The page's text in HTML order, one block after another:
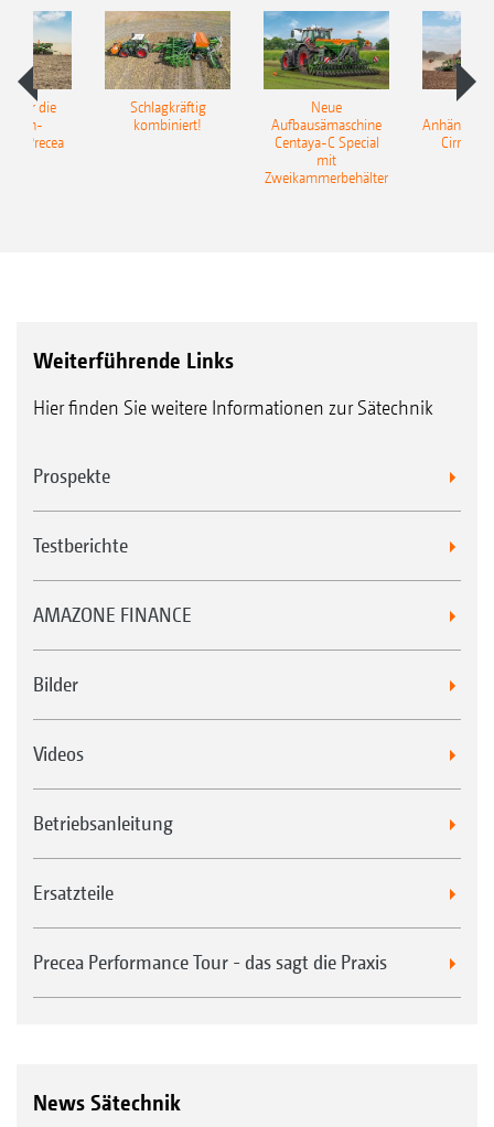
für die
Precea
Schlagkräftig
kombiniert!
Neue
Aufbausämaschine
Centaya-C Special
mit
Zweikammerbehälter
Cirrus
Weiterführende Links
Hier finden Sie weitere Informationen zur Sätechnik
Prospekte
Testberichte
AMAZONE FINANCE
Bilder
Videos
Betriebsanleitung
Ersatzteile
Precea Performance Tour - das sagt die Praxis
News Sätechnik